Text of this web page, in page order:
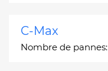
C-Max
Nombre de pannes: